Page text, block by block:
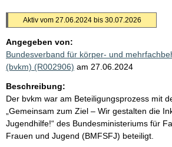
Aktiv vom 27.06.2024 bis 30.07.2026
Angegeben von:
Bundesverband für körper- und
(bvkm) (R002906) am 27.06.2024
Beschreibung:
Der bvkm war am Beteiligungsprozess mit
„Gemeinsam zum Ziel – Wir gestalten die
Jugendhilfe!“ des Bundesministeriums für
Frauen und Jugend (BMFSFJ) beteiligt.